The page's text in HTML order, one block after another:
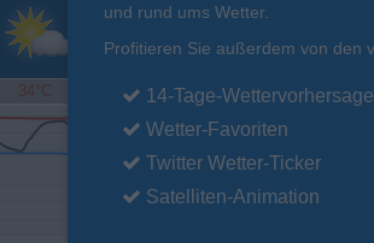
34°C 34°C 33°C 33°C
und rund ums Wetter.
Profitieren Sie außerdem von den
14-Tage-Wettervorhersage
Wetter-Favoriten
Twitter Wetter-Ticker
Satelliten-Animation